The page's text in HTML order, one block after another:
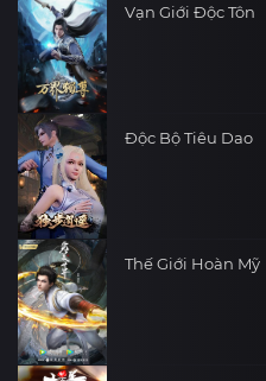
Vạn Giới Độc Tôn
Độc Bộ Tiêu Dao
Thế Giới Hoàn Mỹ